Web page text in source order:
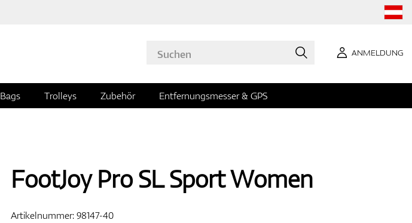
ANMELDUNG
Bags Trolleys Zubehör Entfernungsmesser & GPS
FootJoy Pro SL Sport Women
Artikelnummer:98147-40